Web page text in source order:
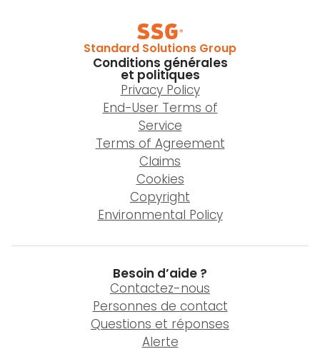
Standard Solutions Group
Conditions générales
et politiques
Privacy Policy
End-User Terms of
Service
Terms of Agreement
Claims
Cookies
Copyright
Environmental Policy
Besoin d’aide ?
Contactez-nous
Personnes de contact
Questions et réponses
Alerte